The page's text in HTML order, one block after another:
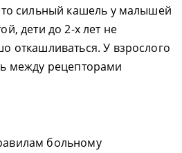
сильный кашель у малышей
дети до 2-х лет не
откашливаться. У взрослого
между рецепторами
больному